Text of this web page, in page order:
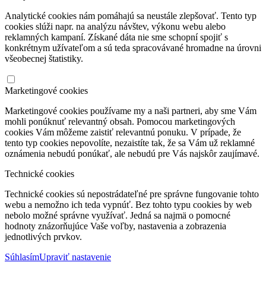
Analytické cookies nám pomáhajú sa neustále zlepšovať. Tento typ
cookies slúži napr. na analýzu návštev, výkonu webu alebo
reklamných kampaní. Získané dáta nie sme schopní spojiť s
konkrétnym užívateľom a sú teda spracovávané hromadne na úrovni
všeobecnej štatistiky.
Marketingové cookies
Marketingové cookies používame my a naši partneri, aby sme Vám
mohli ponúknuť relevantný obsah. Pomocou marketingových
cookies Vám môžeme zaistiť relevantnú ponuku. V prípade, že
tento typ cookies nepovolíte, nezaistíte tak, že sa Vám už reklamné
oznámenia nebudú ponúkať, ale nebudú pre Vás najskôr zaujímavé.
Technické cookies
Technické cookies sú nepostrádateľné pre správne fungovanie tohto
webu a nemožno ich teda vypnúť. Bez tohto typu cookies by web
nebolo možné správne využívať. Jedná sa najmä o pomocné
hodnoty znázorňujúce Vaše voľby, nastavenia a zobrazenia
jednotlivých prvkov.
SúhlasímUpraviť nastavenie